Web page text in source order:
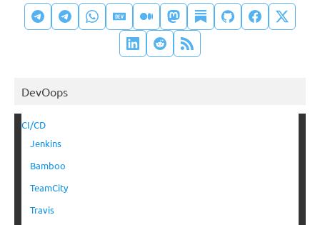
DevOops
CI/CD
Jenkins
Bamboo
TeamCity
Travis